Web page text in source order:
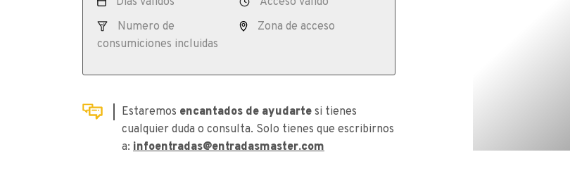
Numero de
consumiciones incluidas
Zona de acceso
Estaremos encantados de ayudarte si tienes
cualquier duda o consulta. Solo tienes que escribirnos
a: infoentradas@entradasmaster.com